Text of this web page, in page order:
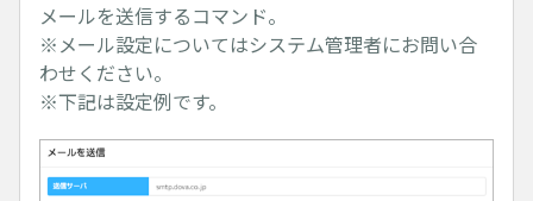
メールを送信するコマンド。
※メール設定についてはシステム管理者にお問い合
わせください。
※下記は設定例です。